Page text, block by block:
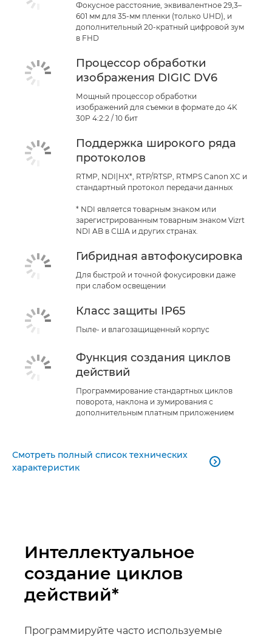
Фокусное расстояние, эквивалентное 29,3–
601 мм для 35-мм пленки (только UHD), и
дополнительный 20-кратный цифровой зум
в FHD
Процессор обработки
изображения DIGIC DV6
Мощный процессор обработки
изображений для съемки в формате до 4K
30P 4:2:2 / 10 бит
Поддержка широкого ряда
протоколов
RTMP, NDI|HX*, RTP/RTSP, RTMPS Canon XC и
стандартный протокол передачи данных
* NDI является товарным знаком или
зарегистрированным товарным знаком Vizrt
NDI AB в США и других странах.
Гибридная автофокусировка
Для быстрой и точной фокусировки даже
при слабом освещении
Класс защиты IP65
Пыле- и влагозащищенный корпус
Функция создания циклов
действий
Программирование стандартных циклов
поворота, наклона и зумирования с
дополнительным платным приложением
Смотреть полный список технических
характеристик

Интеллектуальное
создание циклов
действий*
Программируйте часто используемые